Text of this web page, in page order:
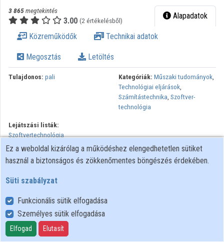
Intézményi listák
Intézmények
Közreműködők
3 865megtekintés
3.00 (2 értékelésből) Alapadatok
Közreműködők Technikai adatok
Megosztás Letöltés
Tulajdonos: pali Kategóriák: Műszaki tudományok,
Technológiai eljárások,
Számítástechnika, Szoftver-
technológia
Lejátszási listák:
Szoftvertechnológia
Minden jog fenntartva.
Felhasználói szabályzat
Adatkezelési tájékoztató
Süti szabályzat
Ez a weboldal kizárólag a működéshez elengedhetetlen sütiket
használ a biztonságos és zökkenőmentes böngészés érdekében.
Süti szabályzat
Funkcionális sütik elfogadása
Személyes sütik elfogadása
Elfogad Elutasít